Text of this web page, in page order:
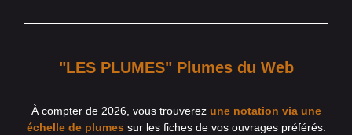
"LES PLUMES" Plumes du Web
À compter de 2026, vous trouverez une notation via une
échelle de plumes sur les fiches de vos ouvrages préférés.